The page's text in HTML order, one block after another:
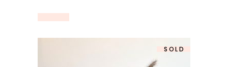
SOLD